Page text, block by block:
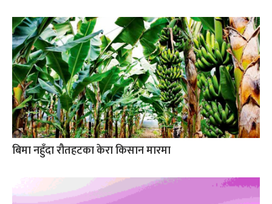
बिमा नहुँदा रौतहटका केरा किसान मारमा